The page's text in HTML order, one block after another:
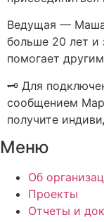
Ведущая — Маша
больше 20 лет и
помогает
🗝 Для
сообщением
получите
Меню
Об
Проекты
Отчеты и